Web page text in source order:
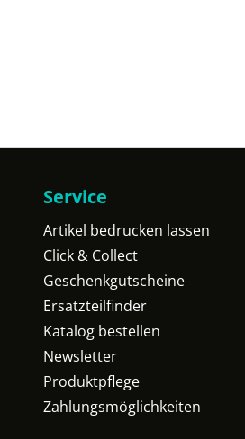
Service
Artikel bedrucken lassen
Click & Collect
Geschenkgutscheine
Ersatzteilfinder
Katalog bestellen
Newsletter
Produktpflege
Zahlungsmöglichkeiten